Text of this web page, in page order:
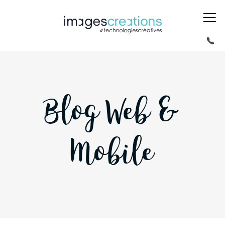
Blog Web &
Mobile